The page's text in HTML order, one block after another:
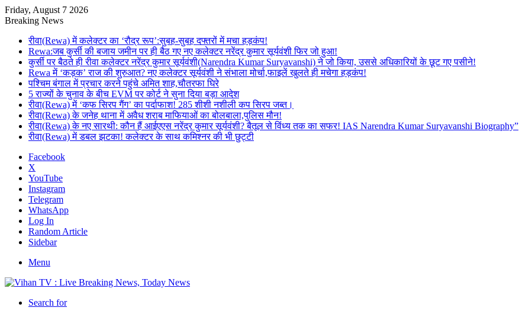
Friday, August 7 2026
Breaking News
रीवा(Rewa) में कलेक्टर का ‘रौद्र रूप’:सुबह-सुबह दफ्तरों में मचा हड़कंप!
Rewa:जब कुर्सी की बजाय जमीन पर ही बैठ गए नए कलेक्टर नरेंद्र कुमार सूर्यवंशी फिर जो हुआ!
कुर्सी पर बैठते ही रीवा कलेक्टर नरेंद्र कुमार सूर्यवंशी(Narendra Kumar Suryavanshi) ने जो किया, उससे अधिकारियों के छूट गए पसीने!
Rewa में ‘कड़क’ राज की शुरुआत? नए कलेक्टर सूर्यवंशी ने संभाला मोर्चा,फाइलें खुलते ही मचेगा हड़कंप!
पश्चिम बंगाल में प्रचार करने पहुंचे अमित शाह,चौतरफा घिरे
5 राज्यों के चुनाव के बीच EVM पर कोर्ट ने सुना दिया बड़ा आदेश
रीवा(Rewa) में ‘कफ सिरप गैंग’ का पर्दाफाश! 285 शीशी नशीली कप सिरप जब्त।
रीवा(Rewa) के जनेह थाना में अवैध शराब माफियाओं का बोलबाला,पुलिस मौन!
रीवा(Rewa) के नए सारथी: कौन हैं आईएएस नरेंद्र कुमार सूर्यवंशी? बैतूल से विंध्य तक का सफर! IAS Narendra Kumar Suryavanshi Biography”
रीवा(Rewa) में डबल झटका! कलेक्टर के साथ कमिश्नर की भी छुट्टी
Facebook
X
YouTube
Instagram
Telegram
WhatsApp
Log In
Random Article
Sidebar
Menu
Search for